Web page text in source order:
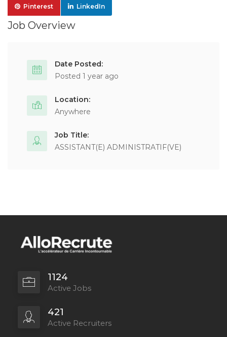
Pinterest LinkedIn
Job Overview
Date Posted:
Posted 1 year ago
Location:
Anywhere
Job Title:
ASSISTANT(E) ADMINISTRATIF(VE)
1124
Active Jobs
421
Active Recruiters